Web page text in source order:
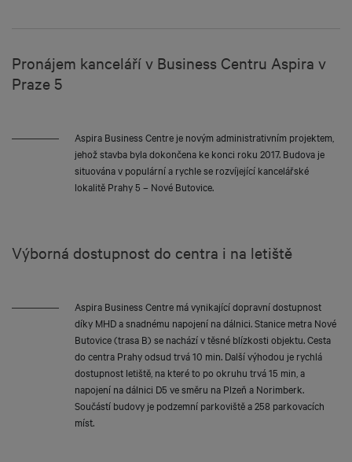
Pronájem kanceláří v Business Centru Aspira v
Praze 5
Aspira Business Centre je novým administrativním projektem,
jehož stavba byla dokončena ke konci roku 2017. Budova je
situována v populární a rychle se rozvíjející kancelářské
lokalitě Prahy 5 – Nové Butovice.
Výborná dostupnost do centra i na letiště
Aspira Business Centre má vynikající dopravní dostupnost
díky MHD a snadnému napojení na dálnici. Stanice metra Nové
Butovice (trasa B) se nachází v těsné blízkosti objektu. Cesta
do centra Prahy odsud trvá 10 min. Další výhodou je rychlá
dostupnost letiště, na které to po okruhu trvá 15 min, a
napojení na dálnici D5 ve směru na Plzeň a Norimberk.
Součástí budovy je podzemní parkoviště a 258 parkovacích
míst.